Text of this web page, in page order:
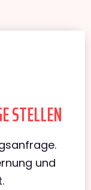
STELLEN
und